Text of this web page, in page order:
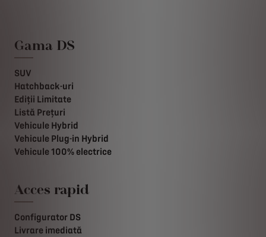
Gama DS
SUV
Hatchback-uri
Ediții Limitate
Listă Prețuri
Vehicule Hybrid
Vehicule Plug-in Hybrid
Vehicule 100% electrice
Acces rapid
Configurator DS
Livrare imediată